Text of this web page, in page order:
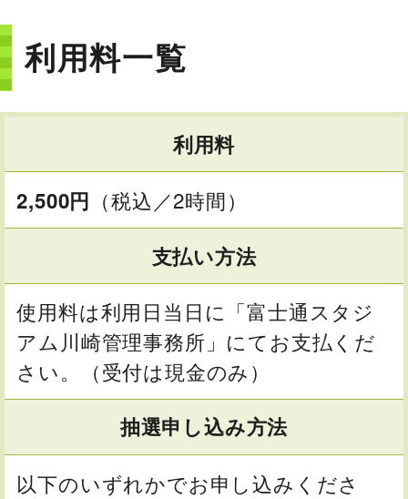
利用料一覧
利用料
2,500円 （税込／2時間）
支払い方法
使用料は利用日当日に「富士通スタジ
アム川崎管理事務所」にてお支払くだ
さい。（受付は現金のみ）
抽選申し込み方法
以下のいずれかでお申し込みくださ